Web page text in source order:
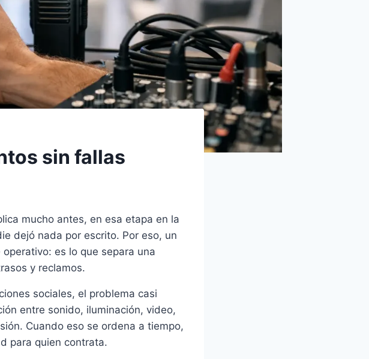
sin fallas
mucho antes, en esa etapa en la
dejó nada por escrito. Por eso, un
es lo que separa una
y reclamos.
sociales, el problema casi
entre sonido, iluminación, video,
Cuando eso se ordena a tiempo,
para quien contrata.